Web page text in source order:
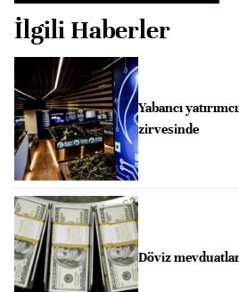
İlgili Haberler
Yabancı
zirvesinde
Döviz